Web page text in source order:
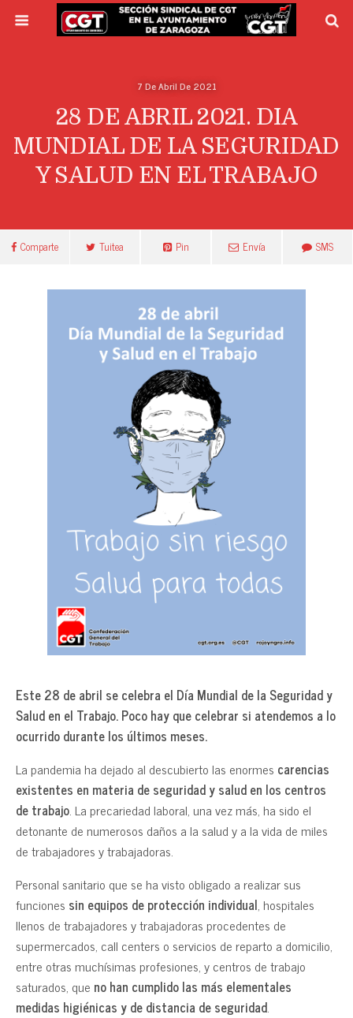
7 De Abril De 2021
28 DE ABRIL 2021. DIA
MUNDIAL DE LA SEGURIDAD
Y SALUD EN EL TRABAJO
Comparte Tuitea Pin Envía SMS
Este 28 de abril se celebra el Día Mundial de la Seguridad y
Salud en el Trabajo. Poco hay que celebrar si atendemos a lo
ocurrido durante los últimos meses.
La pandemia ha dejado al descubierto las enormes carencias
existentes en materia de seguridad y salud en los centros
de trabajo. La precariedad laboral, una vez más, ha sido el
detonante de numerosos daños a la salud y a la vida de miles
de trabajadores y trabajadoras.
Personal sanitario que se ha visto obligado a realizar sus
funciones sin equipos de protección individual, hospitales
llenos de trabajadores y trabajadoras procedentes de
supermercados, call centers o servicios de reparto a domicilio,
entre otras muchísimas profesiones, y centros de trabajo
saturados, que no han cumplido las más elementales
medidas higiénicas y de distancia de seguridad.